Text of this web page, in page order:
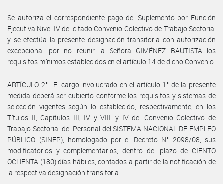
Se autoriza el correspondiente pago del Suplemento por Función
Ejecutiva Nivel IV del citado Convenio Colectivo de Trabajo Sectorial
y se efectúa la presente designación transitoria con autorización
excepcional por no reunir la Señora GIMÉNEZ BAUTISTA los
requisitos mínimos establecidos en el artículo 14 de dicho Convenio.
ARTÍCULO 2°.- El cargo involucrado en el artículo 1° de la presente
medida deberá ser cubierto conforme los requisitos y sistemas de
selección vigentes según lo establecido, respectivamente, en los
Títulos II, Capítulos III, IV y VIII, y IV del Convenio Colectivo de
Trabajo Sectorial del Personal del SISTEMA NACIONAL DE EMPLEO
PÚBLICO (SINEP), homologado por el Decreto N° 2098/08, sus
modificatorios y complementarios, dentro del plazo de CIENTO
OCHENTA (180) días hábiles, contados a partir de la notificación de
la respectiva designación transitoria.